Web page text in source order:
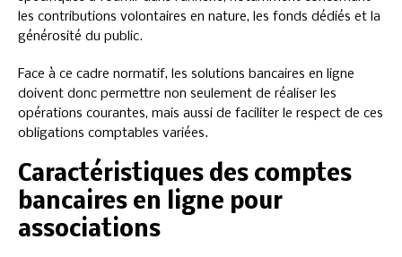
les contributions volontaires en nature, les fonds dédiés et la
générosité du public.
Face à ce cadre normatif, les solutions bancaires en ligne
doivent donc permettre non seulement de réaliser les
opérations courantes, mais aussi de faciliter le respect de ces
obligations comptables variées.
Caractéristiques des comptes
bancaires en ligne pour
associations